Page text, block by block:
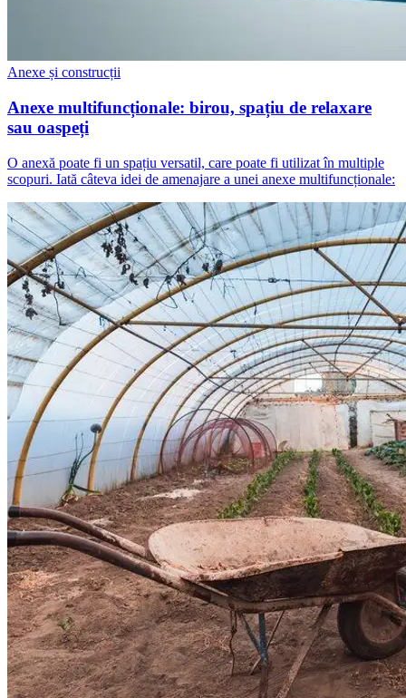
Anexe și construcții
Anexe multifuncționale: birou, spațiu de relaxare
sau oaspeți
O anexă poate fi un spațiu versatil, care poate fi utilizat în multiple
scopuri. Iată câteva idei de amenajare a unei anexe multifuncționale: